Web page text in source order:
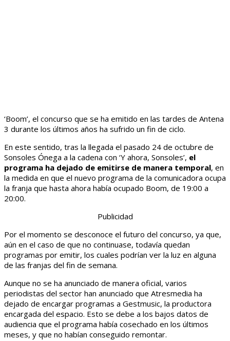
‘Boom’, el concurso que se ha emitido en las tardes de Antena
3 durante los últimos años ha sufrido un fin de ciclo.
En este sentido, tras la llegada el pasado 24 de octubre de
Sonsoles Ónega a la cadena con ‘Y ahora, Sonsoles’, el
programa ha dejado de emitirse de manera temporal, en
la medida en que el nuevo programa de la comunicadora ocupa
la franja que hasta ahora había ocupado Boom, de 19:00 a
20:00.
Publicidad
Por el momento se desconoce el futuro del concurso, ya que,
aún en el caso de que no continuase, todavía quedan
programas por emitir, los cuales podrían ver la luz en alguna
de las franjas del fin de semana.
Aunque no se ha anunciado de manera oficial, varios
periodistas del sector han anunciado que Atresmedia ha
dejado de encargar programas a Gestmusic, la productora
encargada del espacio. Esto se debe a los bajos datos de
audiencia que el programa había cosechado en los últimos
meses, y que no habían conseguido remontar.